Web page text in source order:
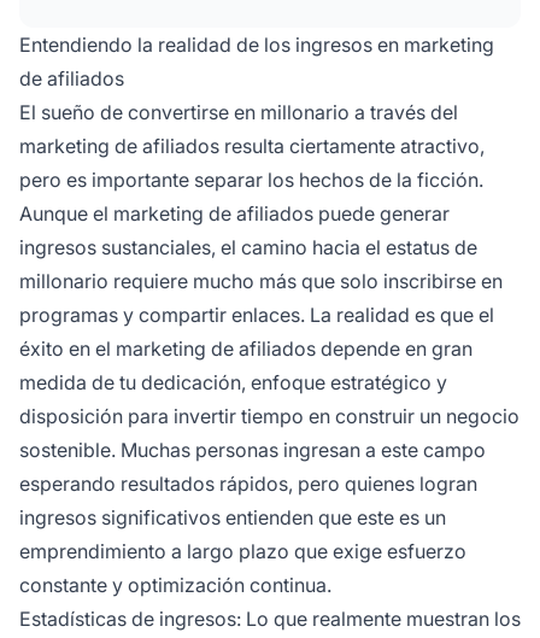
afiliados ganan más de $150,000 al año. El
éxito depende de la selección de nicho,
construcción de audiencia, calidad del
contenido y dedicación al crecimiento a largo
plazo en vez de buscar ganancias rápidas.
Entendiendo la realidad de los ingresos en marketing
de afiliados
El sueño de convertirse en millonario a través del
marketing de afiliados resulta ciertamente atractivo,
pero es importante separar los hechos de la ficción.
Aunque el marketing de afiliados puede generar
ingresos sustanciales, el camino hacia el estatus de
millonario requiere mucho más que solo inscribirse en
programas y compartir enlaces. La realidad es que el
éxito en el marketing de afiliados depende en gran
medida de tu dedicación, enfoque estratégico y
disposición para invertir tiempo en construir un negocio
sostenible. Muchas personas ingresan a este campo
esperando resultados rápidos, pero quienes logran
ingresos significativos entienden que este es un
emprendimiento a largo plazo que exige esfuerzo
constante y optimización continua.
Estadísticas de ingresos: Lo que realmente muestran los